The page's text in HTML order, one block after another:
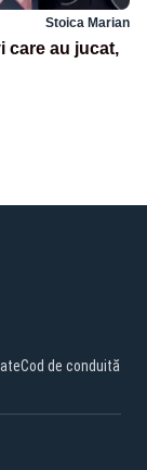
Stoica Marian
care au jucat,
Cod de conduită